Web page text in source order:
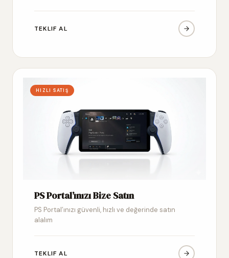
TEKLIF AL
HIZLI SATIŞ
PS Portal’ınızı Bize Satın
PS Portal’ınızı güvenli, hızlı ve değerinde satın
alalım
TEKLIF AL